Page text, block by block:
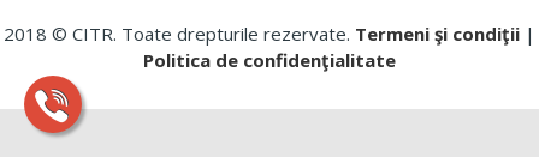
2018 © CITR. Toate drepturile rezervate. Termeni şi condiţii |
Politica de confidenţialitate